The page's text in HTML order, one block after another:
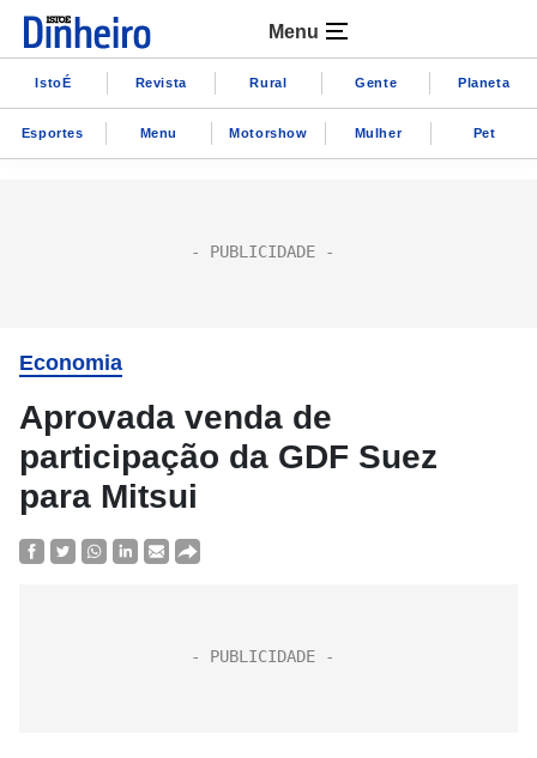
Menu
IstoÉ Revista Rural Gente Planeta
Esportes Menu Motorshow Mulher Pet
Economia
Aprovada venda de
participação da GDF Suez
para Mitsui